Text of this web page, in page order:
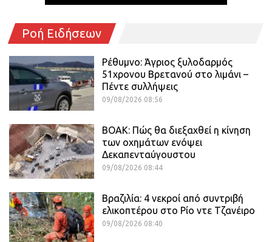
Ροή Ειδήσεων
Ρέθυμνο: Άγριος ξυλοδαρμός
51χρονου Βρετανού στο λιμάνι –
Πέντε συλλήψεις
09/08/2026 08:56
ΒΟΑΚ: Πώς θα διεξαχθεί η κίνηση
των οχημάτων ενόψει
Δεκαπενταύγουστου
09/08/2026 08:44
Βραζιλία: 4 νεκροί από συντριβή
ελικοπτέρου στο Ρίο ντε Τζανέιρο
09/08/2026 08:40